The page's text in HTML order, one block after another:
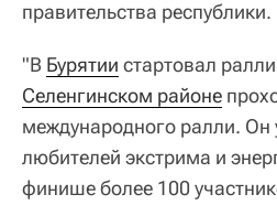
правительства республики.
"В Бурятии стартовал
Селенгинском районе
международного ралли. Он
любителей экстрима и
финише более 100